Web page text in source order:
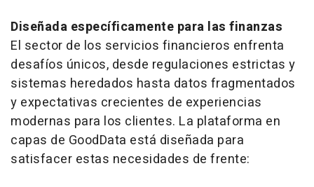
Diseñada específicamente para las finanzas
El sector de los servicios financieros enfrenta
desafíos únicos, desde regulaciones estrictas y
sistemas heredados hasta datos fragmentados
y expectativas crecientes de experiencias
modernas para los clientes. La plataforma en
capas de GoodData está diseñada para
satisfacer estas necesidades de frente: